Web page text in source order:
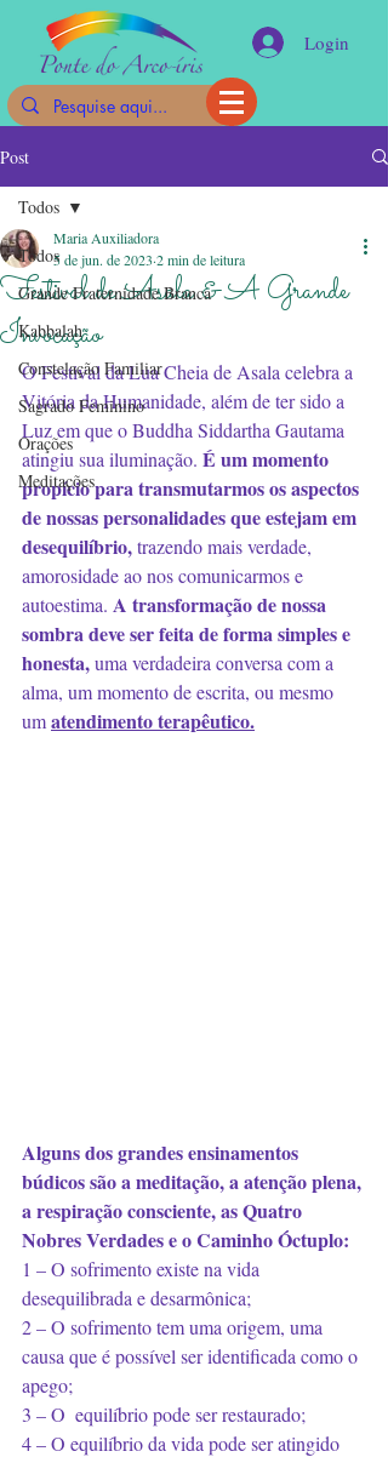
Login
Post
Todos
Grande Fraternidade Branca
Kabbalah
Constelação Familiar
Sagrado Feminino
Orações
Meditações
Todos
Festival de Asala & A Grande
Invocação
Maria Auxiliadora
5 de jun. de 2023 2 min de leitura
O Festival da Lua Cheia de Asala celebra a
Vitória da Humanidade, além de ter sido a
Luz em que o Buddha Siddartha Gautama
atingiu sua iluminação. É um momento
propício para transmutarmos os aspectos
de nossas personalidades que estejam em
desequilíbrio, trazendo mais verdade,
amorosidade ao nos comunicarmos e
autoestima. A transformação de nossa
sombra deve ser feita de forma simples e
honesta, uma verdadeira conversa com a
alma, um momento de escrita, ou mesmo
um atendimento terapêutico.
Alguns dos grandes ensinamentos
búdicos são a meditação, a atenção plena,
a respiração consciente, as Quatro
Nobres Verdades e o Caminho Óctuplo:
1 – O sofrimento existe na vida
desequilibrada e desarmônica; ⠀
2 – O sofrimento tem uma origem, uma
causa que é possível ser identificada como o
apego;⠀
3 – O  equilíbrio pode ser restaurado;⠀
4 – O equilíbrio da vida pode ser atingido